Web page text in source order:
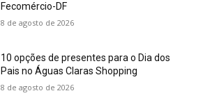
Fecomércio-DF
8 de agosto de 2026
10 opções de presentes para o Dia dos
Pais no Águas Claras Shopping
8 de agosto de 2026